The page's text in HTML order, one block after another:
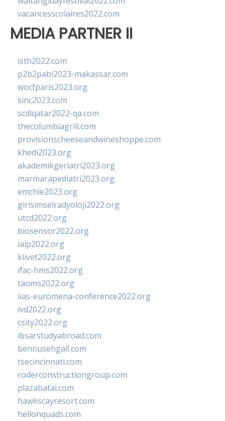
vacancesscolaires2022.com
MEDIA PARTNER II
isth2022.com
p2b2pabi2023-makassar.com
wocfparis2023.org
sinc2023.com
scdlqatar2022-qa.com
thecolumbiagrill.com
provisionscheeseandwineshoppe.com
khedi2023.org
akademikgeriatri2023.org
marmarapediatri2023.org
emchie2023.org
girisimselradyoloji2022.org
utcd2022.org
biosensor2022.org
ialp2022.org
klivet2022.org
ifac-hms2022.org
taoms2022.org
iias-euromena-conference2022.org
ivd2022.org
csity2022.org
ibsarstudyabroad.com
bennusehgall.com
tsecincinnati.com
roderconstructiongroup.com
plazabatai.com
hawkscayresort.com
hellonquads.com